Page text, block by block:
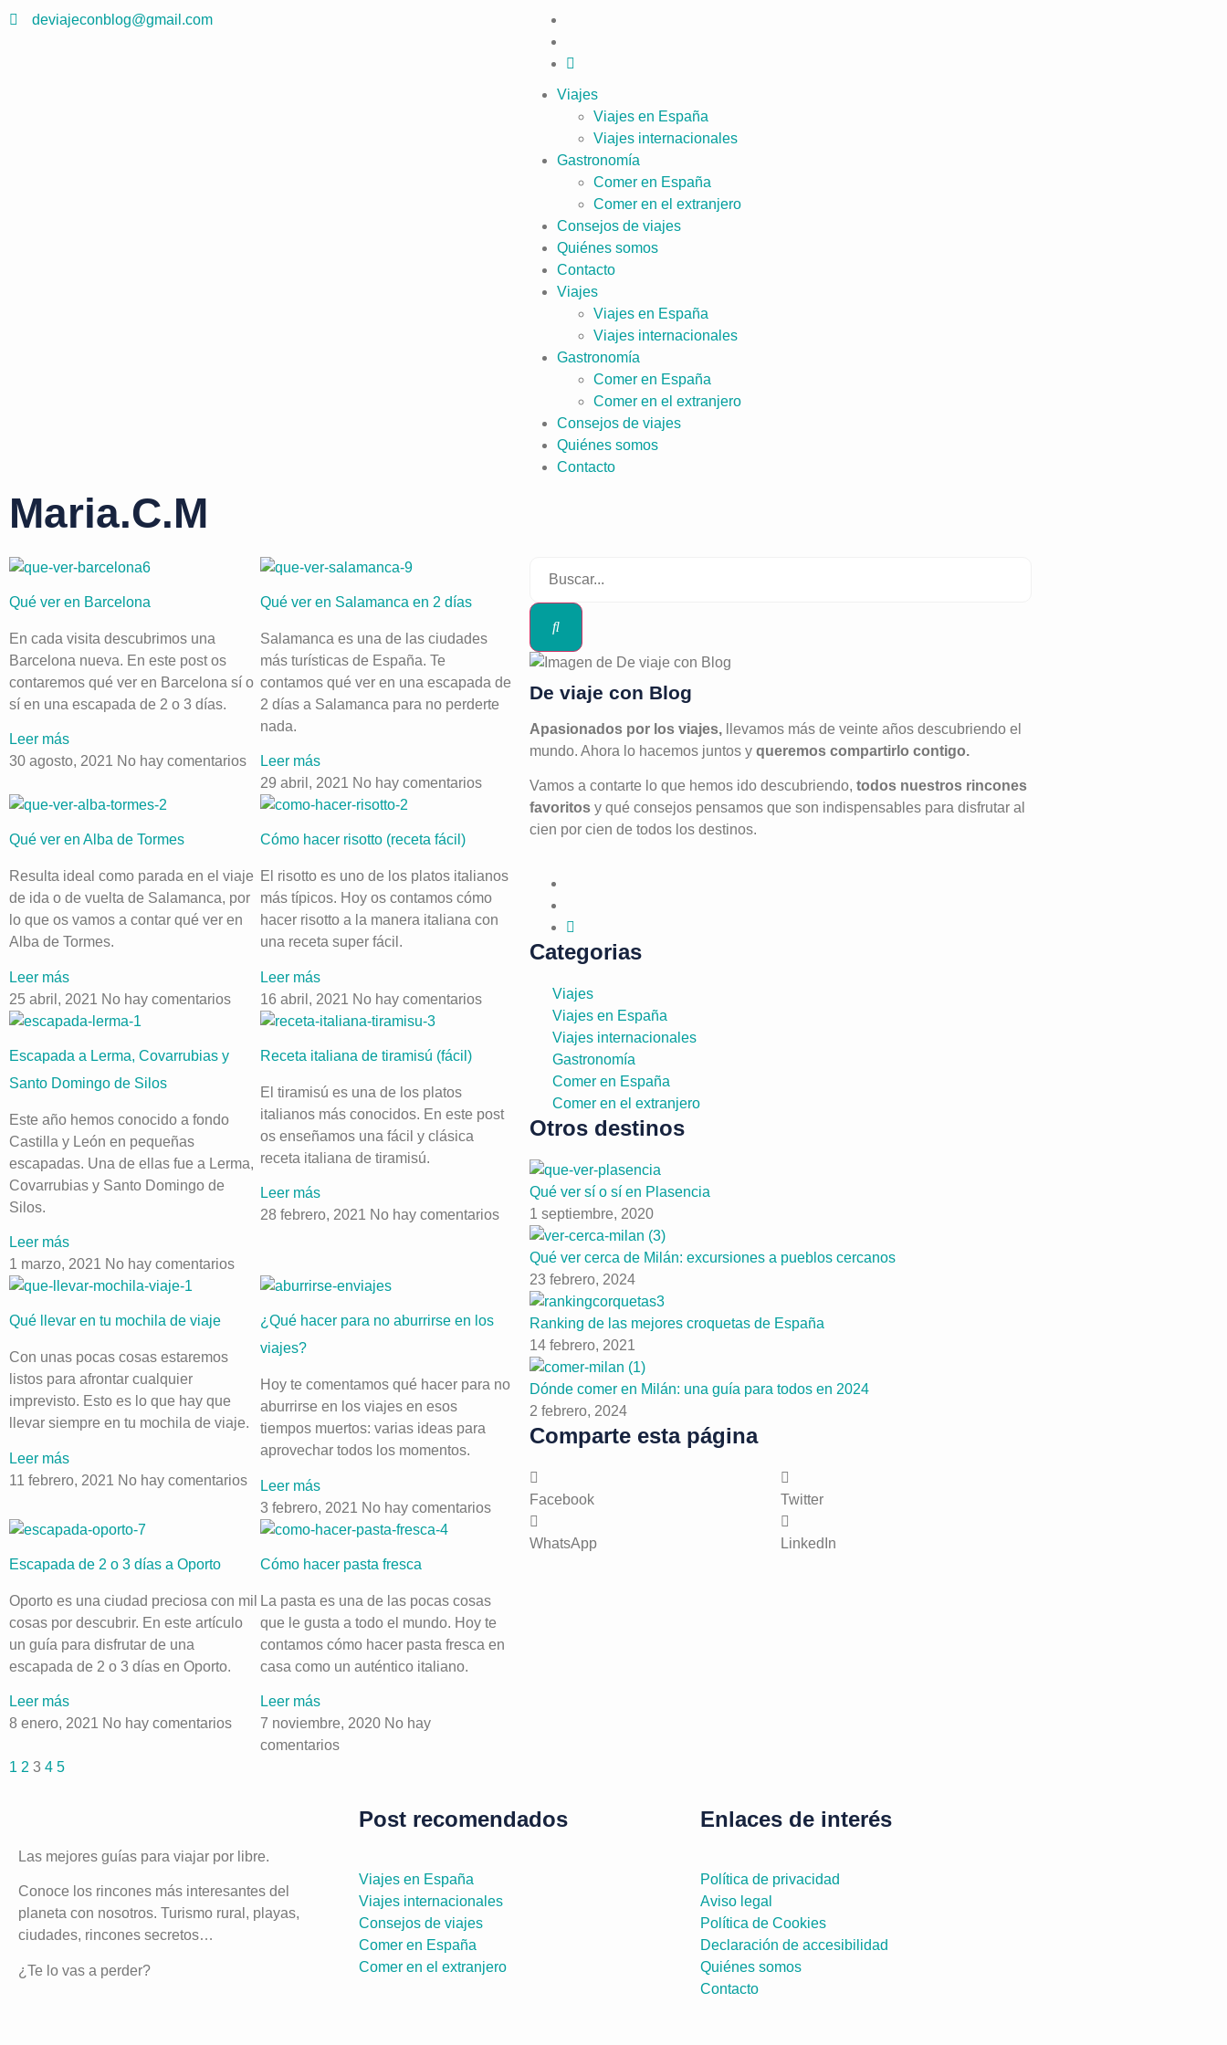
deviajeconblog@gmail.com
Viajes
Viajes en España
Viajes internacionales
Gastronomía
Comer en España
Comer en el extranjero
Consejos de viajes
Quiénes somos
Contacto
Viajes
Viajes en España
Viajes internacionales
Gastronomía
Comer en España
Comer en el extranjero
Consejos de viajes
Quiénes somos
Contacto
Maria.C.M
Qué ver en Barcelona
En cada visita descubrimos una
Barcelona nueva. En este post os
contaremos qué ver en Barcelona sí o
sí en una escapada de 2 o 3 días.
Leer más
30 agosto, 2021 No hay comentarios
Qué ver en Salamanca en 2 días
Salamanca es una de las ciudades
más turísticas de España. Te
contamos qué ver en una escapada de
2 días a Salamanca para no perderte
nada.
Leer más
29 abril, 2021 No hay comentarios
Qué ver en Alba de Tormes
Resulta ideal como parada en el viaje
de ida o de vuelta de Salamanca, por
lo que os vamos a contar qué ver en
Alba de Tormes.
Leer más
25 abril, 2021 No hay comentarios
Cómo hacer risotto (receta fácil)
El risotto es uno de los platos italianos
más típicos. Hoy os contamos cómo
hacer risotto a la manera italiana con
una receta super fácil.
Leer más
16 abril, 2021 No hay comentarios
Escapada a Lerma, Covarrubias y
Santo Domingo de Silos
Este año hemos conocido a fondo
Castilla y León en pequeñas
escapadas. Una de ellas fue a Lerma,
Covarrubias y Santo Domingo de
Silos.
Leer más
1 marzo, 2021 No hay comentarios
Receta italiana de tiramisú (fácil)
El tiramisú es una de los platos
italianos más conocidos. En este post
os enseñamos una fácil y clásica
receta italiana de tiramisú.
Leer más
28 febrero, 2021 No hay comentarios
Qué llevar en tu mochila de viaje
Con unas pocas cosas estaremos
listos para afrontar cualquier
imprevisto. Esto es lo que hay que
llevar siempre en tu mochila de viaje.
Leer más
11 febrero, 2021 No hay comentarios
¿Qué hacer para no aburrirse en los
viajes?
Hoy te comentamos qué hacer para no
aburrirse en los viajes en esos
tiempos muertos: varias ideas para
aprovechar todos los momentos.
Leer más
3 febrero, 2021 No hay comentarios
Escapada de 2 o 3 días a Oporto
Oporto es una ciudad preciosa con mil
cosas por descubrir. En este artículo
un guía para disfrutar de una
escapada de 2 o 3 días en Oporto.
Leer más
8 enero, 2021 No hay comentarios
Cómo hacer pasta fresca
La pasta es una de las pocas cosas
que le gusta a todo el mundo. Hoy te
contamos cómo hacer pasta fresca en
casa como un auténtico italiano.
Leer más
7 noviembre, 2020 No hay
comentarios
1 2 3 4 5
De viaje con Blog
Apasionados por los viajes,
llevamos más de veinte años descubriendo el
mundo. Ahora lo hacemos juntos y queremos compartirlo contigo.
Vamos a contarte lo que hemos ido descubriendo, todos nuestros rincones
favoritos y qué consejos pensamos que son indispensables para disfrutar al
cien por cien de todos los destinos.
Categorias
Viajes
Viajes en España
Viajes internacionales
Gastronomía
Comer en España
Comer en el extranjero
Otros destinos
Qué ver sí o sí en Plasencia
1 septiembre, 2020
Qué ver cerca de Milán: excursiones a pueblos cercanos
23 febrero, 2024
Ranking de las mejores croquetas de España
14 febrero, 2021
Dónde comer en Milán: una guía para todos en 2024
2 febrero, 2024
Comparte esta página
Facebook Twitter
WhatsApp LinkedIn
Las mejores guías para viajar por libre.
Conoce los rincones más interesantes del
planeta con nosotros. Turismo rural, playas,
ciudades, rincones secretos…
¿Te lo vas a perder?
Post recomendados
Viajes en España
Viajes internacionales
Consejos de viajes
Comer en España
Comer en el extranjero
Enlaces de interés
Política de privacidad
Aviso legal
Política de Cookies
Declaración de accesibilidad
Quiénes somos
Contacto